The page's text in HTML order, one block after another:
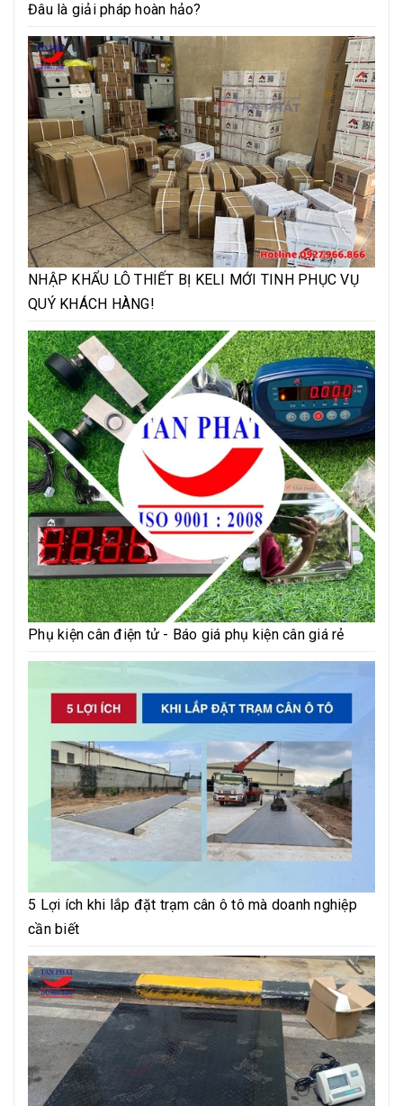
Đâu là giải pháp hoàn hảo?
NHẬP KHẨU LÔ THIẾT BỊ KELI MỚI TINH PHỤC VỤ
QUÝ KHÁCH HÀNG!
Phụ kiện cân điện tử - Báo giá phụ kiện cân giá rẻ
5 Lợi ích khi lắp đặt trạm cân ô tô mà doanh nghiệp
cần biết